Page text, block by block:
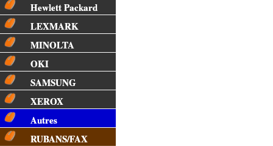
Hewlett Packard
LEXMARK
MINOLTA
OKI
SAMSUNG
XEROX
Autres
RUBANS/FAX